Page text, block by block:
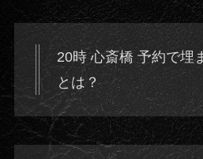
20時 心斎橋 予約で埋
とは？